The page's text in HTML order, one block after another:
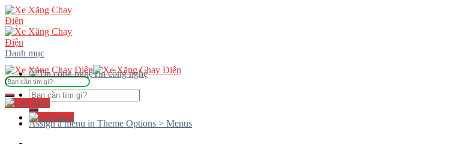
Skip
to
content
Danh mục
Tin công nghệ
Tìm
kiếm:
Tìm
Assign a menu in Theme Options > Menus